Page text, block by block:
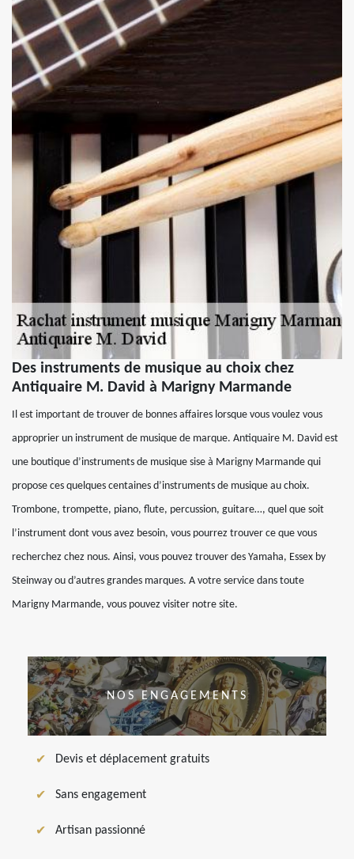
Des instruments de musique au choix chez
Antiquaire M. David à Marigny Marmande
Il est important de trouver de bonnes affaires lorsque vous voulez vous
approprier un instrument de musique de marque. Antiquaire M. David est
une boutique d’instruments de musique sise à Marigny Marmande qui
propose ces quelques centaines d’instruments de musique au choix.
Trombone, trompette, piano, flute, percussion, guitare…, quel que soit
l’instrument dont vous avez besoin, vous pourrez trouver ce que vous
recherchez chez nous. Ainsi, vous pouvez trouver des Yamaha, Essex by
Steinway ou d’autres grandes marques. A votre service dans toute
Marigny Marmande, vous pouvez visiter notre site.
NOS ENGAGEMENTS
Devis et déplacement gratuits
Sans engagement
Artisan passionné